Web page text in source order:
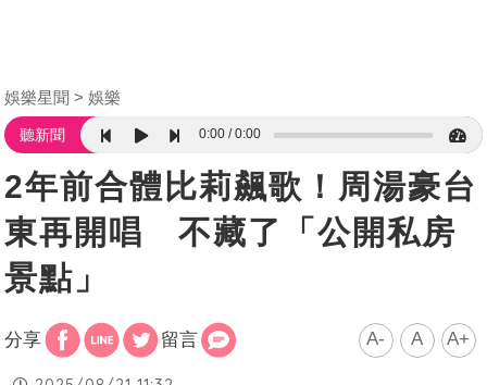
娛樂星聞 娛樂
聽新聞 0:00 0:00
2年前合體比莉飆歌！周湯豪台
東再開唱 不藏了「公開私房
景點」
分享 留言 A- A A+